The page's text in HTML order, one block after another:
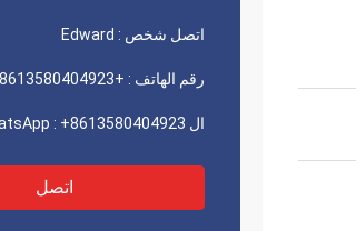
اتصل شخص : Edward
رقم الهاتف : +8613580404923
ال WhatsApp : +8613580404923
اتصل